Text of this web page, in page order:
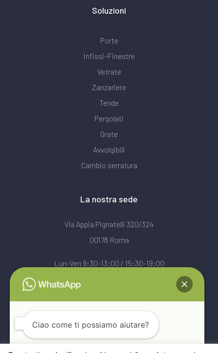
Soluzioni
Porte
Infissi-Finestre
Vetrate
Zanzariere
Tende
Pergolati
Grate
Avvolgibili
Cambio serratura
La nostra sede
Via Appia Pignatelli 320/324
00178 Roma
Lun-Ven 9:30-13:00 / 15:30-19:00
Ciao come ti possiamo aiutare?